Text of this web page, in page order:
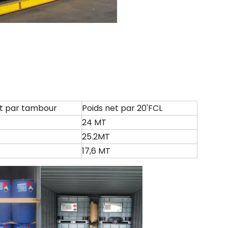
par tambour
Poids net par 20'FCL
24 MT
25.2MT
17,6 MT